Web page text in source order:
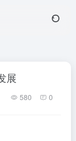
展
580 0